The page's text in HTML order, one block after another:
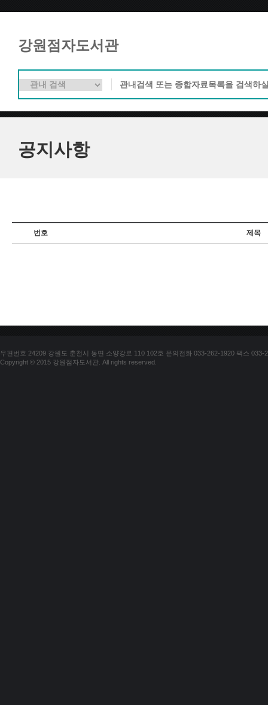
강원점자도서관
공지사항
번호 제목
우편번호 24209 강원도 춘천시 동면 소양강로 110 102호 문의전화 033-262-1920 팩스 033-
Copyright © 2015 강원점자도서관. All rights reserved.